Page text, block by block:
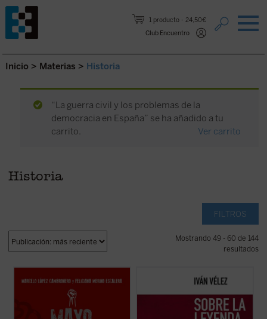
1 producto
24,50€
Club Encuentro
Saltar al contenido.
Inicio > Materias > Historia
“La guerra civil y los problemas de la
democracia en España” se ha añadido a tu
carrito.
Ver carrito
Historia
FILTROS
Mostrando 49 - 60 de 144
resultados
conversaciones con relevantes
personalidades españolas y europeas
(protagonistas todas ellas de aquellos
acontecimientos), diferentes aspectos
fundamentales de aquel frenético mes de
Sobre la Leyenda Negratrata de analizar,
cuestión a cuestión, cada uno de los hitos y
historiográfico erigido a partir de dicho
rótulo, sino ante todo un prisma a través
(ver ficha)